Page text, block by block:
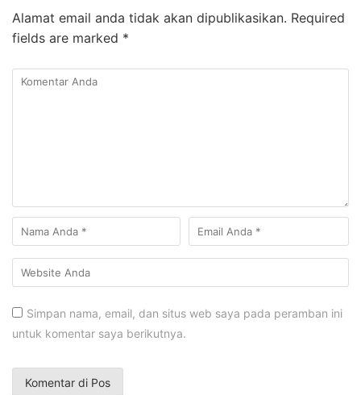
Alamat email anda tidak akan dipublikasikan. Required
fields are marked *
Simpan nama, email, dan situs web saya pada peramban ini
untuk komentar saya berikutnya.